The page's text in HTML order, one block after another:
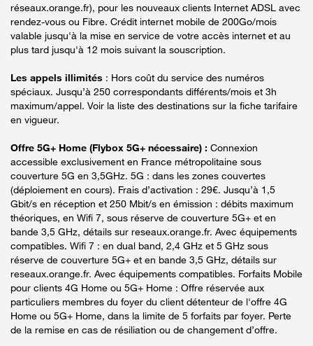
réseaux.orange.fr), pour les nouveaux clients Internet ADSL avec
rendez-vous ou Fibre. Crédit internet mobile de 200Go/mois
valable jusqu'à la mise en service de votre accès internet et au
plus tard jusqu'à 12 mois suivant la souscription.
Les appels illimités : Hors coût du service des numéros
spéciaux. Jusqu’à 250 correspondants différents/mois et 3h
maximum/appel. Voir la liste des destinations sur la fiche tarifaire
en vigueur.
Offre 5G+ Home (Flybox 5G+ nécessaire) : Connexion
accessible exclusivement en France métropolitaine sous
couverture 5G en 3,5GHz. 5G : dans les zones couvertes
(déploiement en cours). Frais d’activation : 29€. Jusqu’à 1,5
Gbit/s en réception et 250 Mbit/s en émission : débits maximum
théoriques, en Wifi 7, sous réserve de couverture 5G+ et en
bande 3,5 GHz, détails sur reseaux.orange.fr. Avec équipements
compatibles. Wifi 7 : en dual band, 2,4 GHz et 5 GHz sous
réserve de couverture 5G+ et en bande 3,5 GHz, détails sur
reseaux.orange.fr. Avec équipements compatibles. Forfaits Mobile
pour clients 4G Home ou 5G+ Home : Offre réservée aux
particuliers membres du foyer du client détenteur de l'offre 4G
Home ou 5G+ Home, dans la limite de 5 forfaits par foyer. Perte
de la remise en cas de résiliation ou de changement d’offre.